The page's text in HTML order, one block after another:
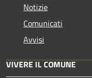
Notizie
Comunicati
Avvisi
VIVERE IL COMUNE